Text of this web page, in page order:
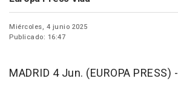
Miércoles, 4 junio 2025
Publicado: 16:47
MADRID 4 Jun. (EUROPA PRESS) -